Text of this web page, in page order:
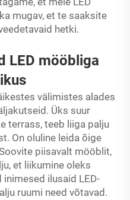
mugav, et te saaksite
hetki.
LED mööbliga
välimistes alades
Üks suur
terrass, teeb liiga palju
On oluline leida õige
piisavalt mööblit,
et liikumine oleks
ilusaid LED-
ruumi need võtavad.